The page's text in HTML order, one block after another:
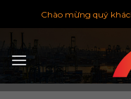
đến
nội
dung
Chào mừng quý